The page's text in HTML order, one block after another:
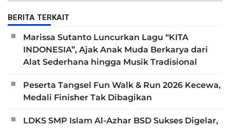
BERITA TERKAIT
Marissa Sutanto Luncurkan Lagu “KITA
INDONESIA”, Ajak Anak Muda Berkarya dari
Alat Sederhana hingga Musik Tradisional
Peserta Tangsel Fun Walk & Run 2026 Kecewa,
Medali Finisher Tak Dibagikan
LDKS SMP Islam Al-Azhar BSD Sukses Digelar,